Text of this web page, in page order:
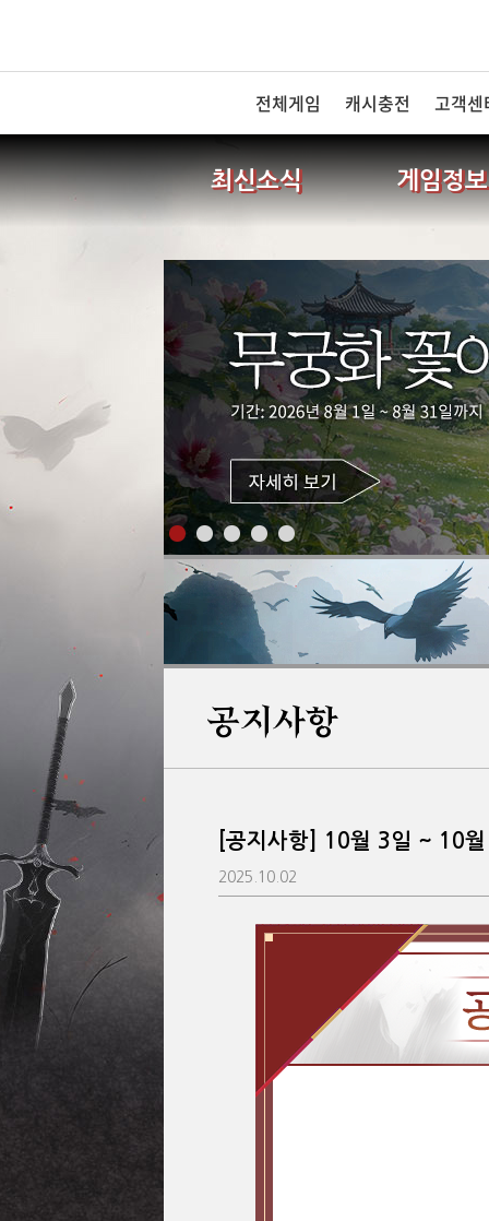
전체게임 캐시충전 고객센
최신소식 게임정보
공지사항
[공지사항] 10월 3일 ~ 10
2025.10.02